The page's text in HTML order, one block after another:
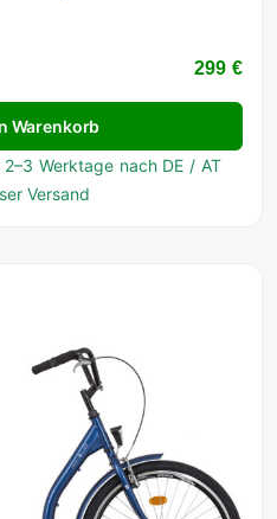
299 €
Warenkorb
Werktage nach DE / AT
Versand